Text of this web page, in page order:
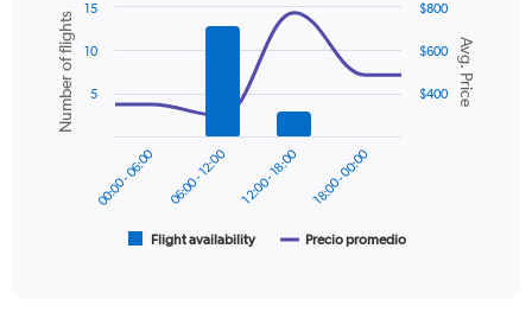
axis
displaying
values.
Range:
Combination
chart
with
data
series.
Chart
graphic.
Avg. Price
Number of flights
Flight availability Precio promedio
00:00 - 06:00 06:00 - 12:00 12:00 - 18:00 18:00 - 00:00
$400
$600
$800
5
10
15